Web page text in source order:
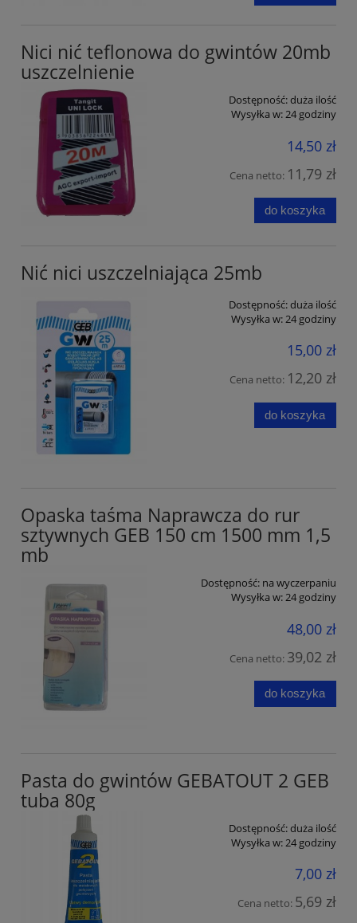
Nici nić teflonowa do gwintów 20mb
uszczelnienie
Dostępność:duża ilość
Wysyłka w:24 godziny
14,50 zł
Cena netto: 11,79 zł
do koszyka
Nić nici uszczelniająca 25mb
Dostępność:duża ilość
Wysyłka w:24 godziny
15,00 zł
Cena netto: 12,20 zł
do koszyka
Opaska taśma Naprawcza do rur
sztywnych GEB 150 cm 1500 mm 1,5
mb
Dostępność: na wyczerpaniu
Wysyłka w:24 godziny
48,00 zł
Cena netto: 39,02 zł
do koszyka
Pasta do gwintów GEBATOUT 2 GEB
tuba 80g
Dostępność:duża ilość
Wysyłka w: 24 godziny
7,00 zł
Cena netto: 5,69 zł